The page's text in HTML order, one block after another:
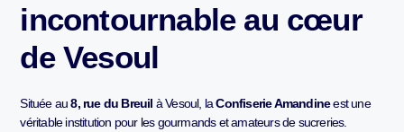
incontournable au cœur
de Vesoul
Située au8, rue du Breuil à Vesoul, laConfiserie Amandineest une
véritable institution pour les gourmands et amateurs de sucreries.